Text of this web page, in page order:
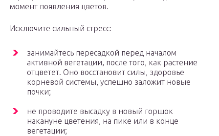
момент появления цветов.
Исключите сильный стресс:
занимайтесь пересадкой перед началом
активной вегетации, после того, как растение
отцветет. Оно восстановит силы, здоровье
корневой системы, успешно заложит новые
почки;
не проводите высадку в новый горшок
накануне цветения, на пике или в конце
вегетации;